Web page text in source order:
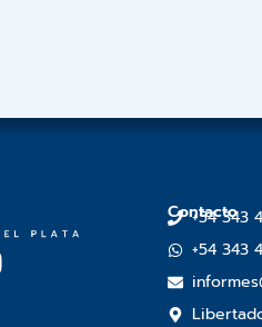
Contacto
+54 343
+54 343